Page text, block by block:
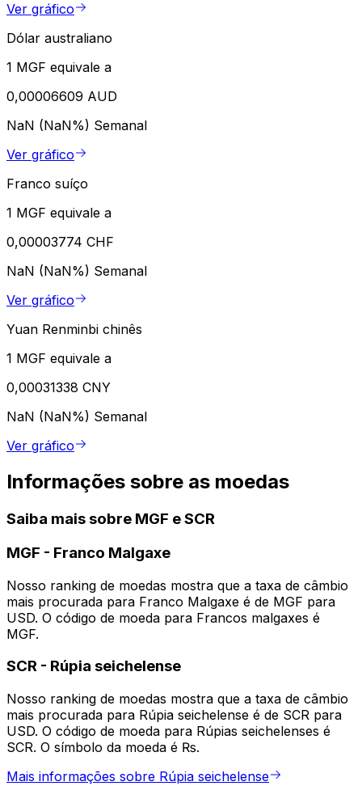
Ver gráfico
Dólar australiano
1 MGF equivale a
0,00006609 AUD
NaN (NaN%) Semanal
Ver gráfico
Franco suíço
1 MGF equivale a
0,00003774 CHF
NaN (NaN%) Semanal
Ver gráfico
Yuan Renminbi chinês
1 MGF equivale a
0,00031338 CNY
NaN (NaN%) Semanal
Ver gráfico
Informações sobre as moedas
Saiba mais sobre MGF e SCR
MGF - Franco Malgaxe
Nosso ranking de moedas mostra que a taxa de câmbio
mais procurada para Franco Malgaxe é de MGF para
USD. O código de moeda para Francos malgaxes é
MGF.
SCR - Rúpia seichelense
Nosso ranking de moedas mostra que a taxa de câmbio
mais procurada para Rúpia seichelense é de SCR para
USD. O código de moeda para Rúpias seichelenses é
SCR. O símbolo da moeda é ₨.
Mais informações sobre Rúpia seichelense